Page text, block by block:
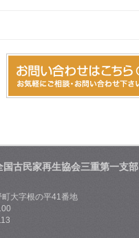
国古民家再生協会三重第一支部
大字根の平41番地